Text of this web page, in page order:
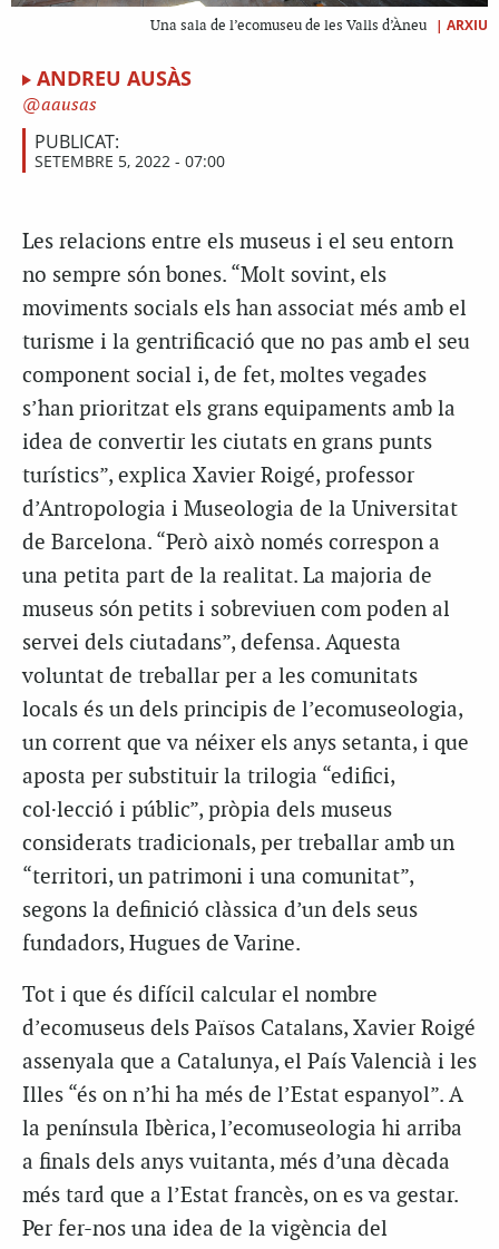
Una sala de l’ecomuseu de les Valls d’Àneu | ARXIU
ANDREU AUSÀS
aausas
PUBLICAT:
SETEMBRE 5, 2022 - 07:00
Les relacions entre els museus i el seu entorn
no sempre són bones. “Molt sovint, els
moviments socials els han associat més amb el
turisme i la gentrificació que no pas amb el seu
component social i, de fet, moltes vegades
s’han prioritzat els grans equipaments amb la
idea de convertir les ciutats en grans punts
turístics”, explica Xavier Roigé, professor
d’Antropologia i Museologia de la Universitat
de Barcelona. “Però això només correspon a
una petita part de la realitat. La majoria de
museus són petits i sobreviuen com poden al
servei dels ciutadans”, defensa. Aquesta
voluntat de treballar per a les comunitats
locals és un dels principis de l’ecomuseologia,
un corrent que va néixer els anys setanta, i que
aposta per substituir la trilogia “edifici,
col·lecció i públic”, pròpia dels museus
considerats tradicionals, per treballar amb un
“territori, un patrimoni i una comunitat”,
segons la definició clàssica d’un dels seus
fundadors, Hugues de Varine.
Tot i que és difícil calcular el nombre
d’ecomuseus dels Països Catalans, Xavier Roigé
assenyala que a Catalunya, el País Valencià i les
Illes “és on n’hi ha més de l’Estat espanyol”. A
la península Ibèrica, l’ecomuseologia hi arriba
a finals dels anys vuitanta, més d’una dècada
més tard que a l’Estat francès, on es va gestar.
Per fer-nos una idea de la vigència del